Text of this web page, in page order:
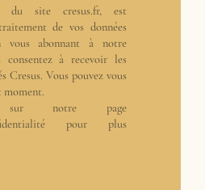
du site cresus.fr, est
de vos données
vous abonnant à notre
consentez à recevoir les
Cresus. Vous pouvez vous
moment.
sur notre page
pour plus